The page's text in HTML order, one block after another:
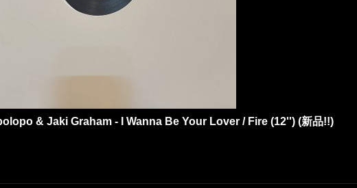
& Jaki Graham - I Wanna Be Your Lover / Fire (12'') (新品!!)